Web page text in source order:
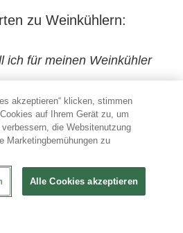
zu Weinkühlern:
ich für meinen Weinkühler
aus Kunststoff oder Stahl. Je
bieten wir auch Weinkühler aus
wie Glas oder Kristall an.
damit Bruch oder Kratzer vermieden
Freude an dem Behälter bleibt.
akzeptieren“ klicken, stimmen
auf Ihrem Gerät zu, um
die Websitenutzung
Marketingbemühungen zu
Alle Cookies akzeptieren